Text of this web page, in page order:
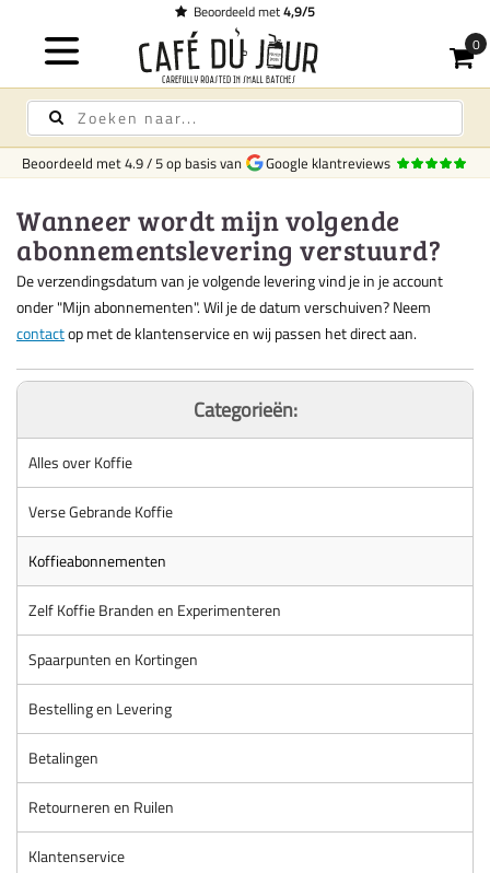
Beoordeeld met4,9/5
Beoordeeld met4.9/5op basis van Google klantreviews
Wanneer wordt mijn volgende
abonnementslevering verstuurd?
De verzendingsdatum van je volgende levering vind je in je account
onder "Mijn abonnementen". Wil je de datum verschuiven? Neem
contactop met de klantenservice en wij passen het direct aan.
Categorieën:
Alles over Koffie
Verse Gebrande Koffie
Koffieabonnementen
Zelf Koffie Branden en Experimenteren
Spaarpunten en Kortingen
Bestelling en Levering
Betalingen
Retourneren en Ruilen
Klantenservice